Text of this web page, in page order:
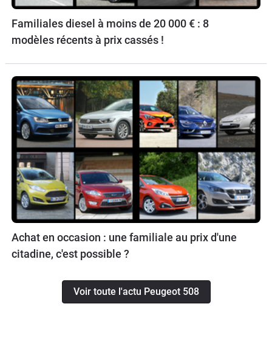
Familiales diesel à moins de 20 000 € : 8
modèles récents à prix cassés !
Achat en occasion : une familiale au prix d'une
citadine, c'est possible ?
Voir toute l'actu Peugeot 508